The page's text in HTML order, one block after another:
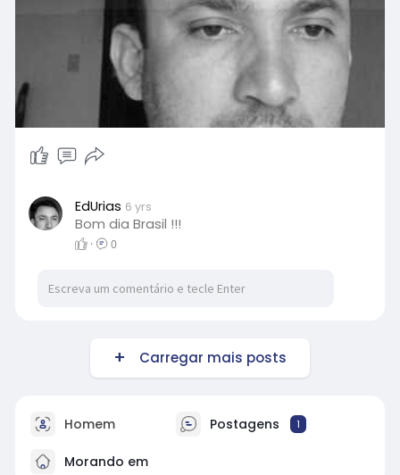
EdUrias 6 yrs
Bom dia Brasil !!!
· 0
Carregar mais posts
Homem Postagens 1
Morando em